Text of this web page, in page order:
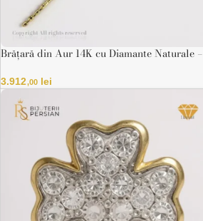
Brățară din Aur 14K cu Diamante Naturale –
3.912,00lei